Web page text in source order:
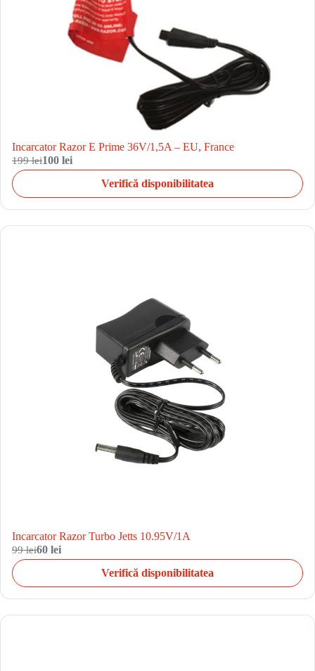
Incarcator Razor E Prime 36V/1,5A – EU, France
199 lei100 lei
Verifică disponibilitatea
Incarcator Razor Turbo Jetts 10.95V/1A
99 lei60 lei
Verifică disponibilitatea